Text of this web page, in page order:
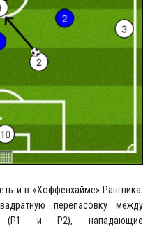
и в «Хоффенхайме» Рангника.
перепасовку между
(P1 и P2), нападающие